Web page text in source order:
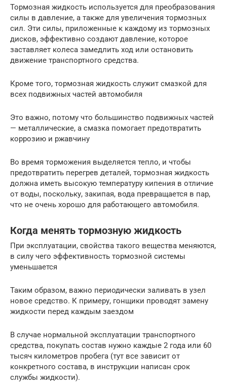
Тормозная жидкость используется для преобразования
силы в давление, а также для увеличения тормозных
сил. Эти силы, приложенные к каждому из тормозных
дисков, эффективно создают давление, которое
заставляет колеса замедлить ход или остановить
движение транспортного средства.
Кроме того, тормозная жидкость служит смазкой для
всех подвижных частей автомобиля
Это важно, потому что большинство подвижных частей
— металлические, а смазка помогает предотвратить
коррозию и ржавчину
Во время торможения выделяется тепло, и чтобы
предотвратить перегрев деталей, тормозная жидкость
должна иметь высокую температуру кипения в отличие
от воды, поскольку, закипая, вода превращается в пар,
что не очень хорошо для работающего автомобиля.
Когда менять тормозную жидкость
При эксплуатации, свойства такого вещества меняются,
в силу чего эффективность тормозной системы
уменьшается
Таким образом, важно периодически заливать в узел
новое средство. К примеру, гонщики проводят замену
жидкости перед каждым заездом
В случае нормальной эксплуатации транспортного
средства, покупать состав нужно каждые 2 года или 60
тысяч километров пробега (тут все зависит от
конкретного состава, в инструкции написан срок
службы жидкости).